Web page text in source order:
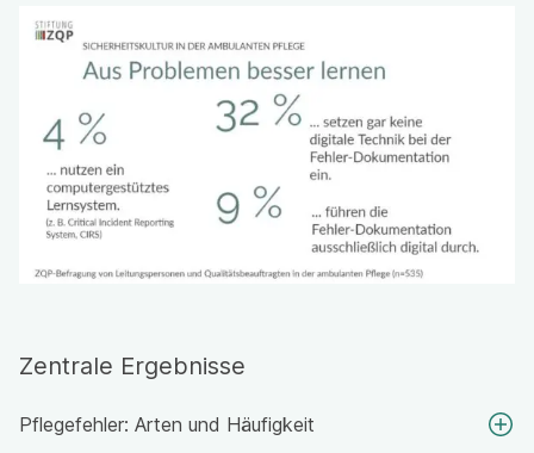
Zentrale Ergebnisse
Pflegefehler: Arten und Häufigkeit